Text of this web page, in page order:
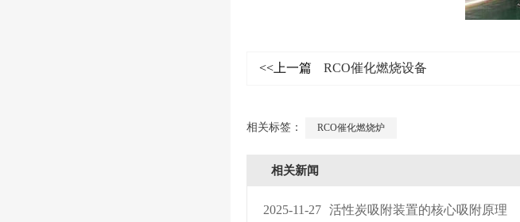
<<上一篇 RCO催化燃烧设备
相关标签： RCO催化燃烧炉
相关新闻
2025-11-27 活性炭吸附装置的核心吸附原理